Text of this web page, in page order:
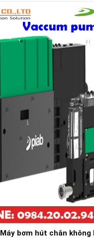
Máy bơm hút chân không